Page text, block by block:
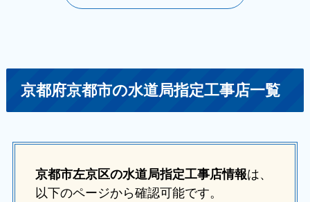
京都府京都市の水道局指定工事店一覧
京都市左京区の水道局指定工事店情報は、
以下のページから確認可能です。